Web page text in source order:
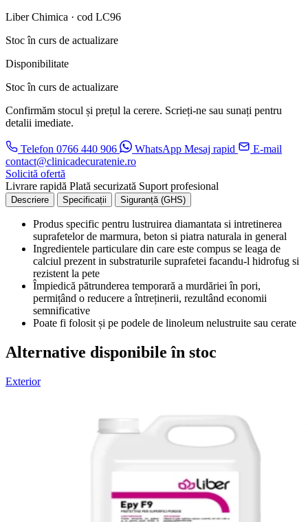
Liber Chimica · cod LC96
Stoc în curs de actualizare
Disponibilitate
Stoc în curs de actualizare
Confirmăm stocul și prețul la cerere. Scrieți-ne sau sunați pentru
detalii imediate.
Telefon 0766 440 906 WhatsApp Mesaj rapid
E-mail
contact@clinicadecuratenie.ro
Solicită ofertă
Livrare rapidă Plată securizată Suport profesional
Descriere Specificații Siguranță (GHS)
Produs specific pentru lustruirea diamantata si intretinerea
suprafetelor de marmura, beton si piatra naturala in general
Ingredientele particulare din care este compus se leaga de
calciul prezent in substraturile suprafetei facandu-l hidrofug si
rezistent la pete
Împiedică pătrunderea temporară a murdăriei în pori,
permițând o reducere a întreținerii, rezultând economii
semnificative
Poate fi folosit și pe podele de linoleum nelustruite sau cerate
Alternative disponibile în stoc
Exterior